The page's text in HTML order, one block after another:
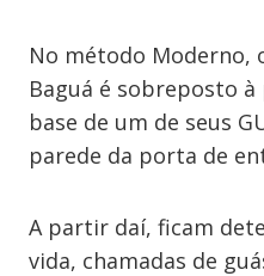
No método Moderno,
Baguá é sobreposto
base de um de seus
parede da porta de
A partir daí, ficam
vida, chamadas de